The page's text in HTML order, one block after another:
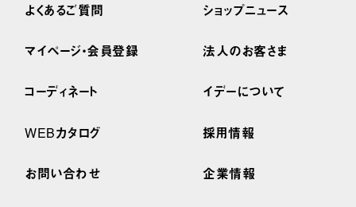
よくあるご質問
マイページ・会員登録
コーディネート
WEBカタログ
お問い合わせ
ショップニュース
法人のお客さま
イデーについて
採用情報
企業情報